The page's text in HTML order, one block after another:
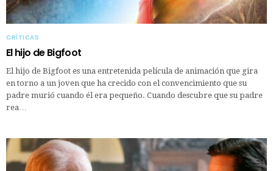
CRÍTICAS
El hijo de Bigfoot
El hijo de Bigfoot es una entretenida película de animación que gira
en torno a un joven que ha crecido con el convencimiento que su
padre murió cuando él era pequeño. Cuando descubre que su padre
rea…